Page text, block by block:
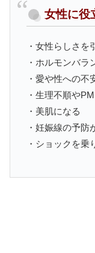
女性に役
・女性らしさを
・ホルモンバラ
・愛や性への不
・生理不順や
・美肌になる
・妊娠線の予防
・ショックを乗